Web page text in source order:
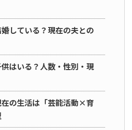
している？現在の夫との
はいる？人数・性別・現
の生活は「芸能活動×育